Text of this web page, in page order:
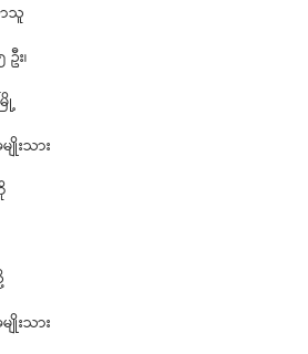
သူ
း၊
ြို့
းသား
းသား